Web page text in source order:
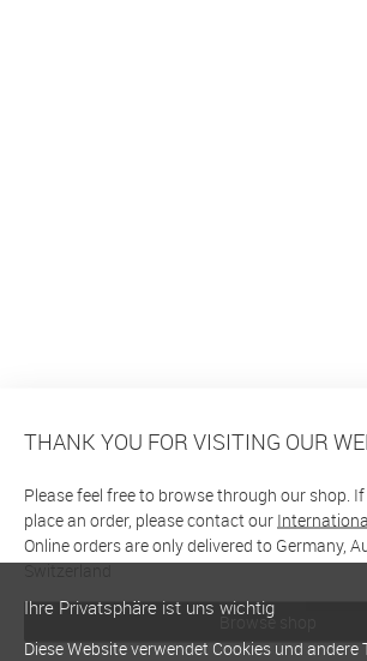
THANK YOU FOR VISITING OUR
Please feel free to browse through our shop.
place an order, please contact our
Online orders are only delivered to Germany,
Switzerland
Browse shop
Ihre Privatsphäre ist uns wichtig
Diese Website verwendet Cookies und andere